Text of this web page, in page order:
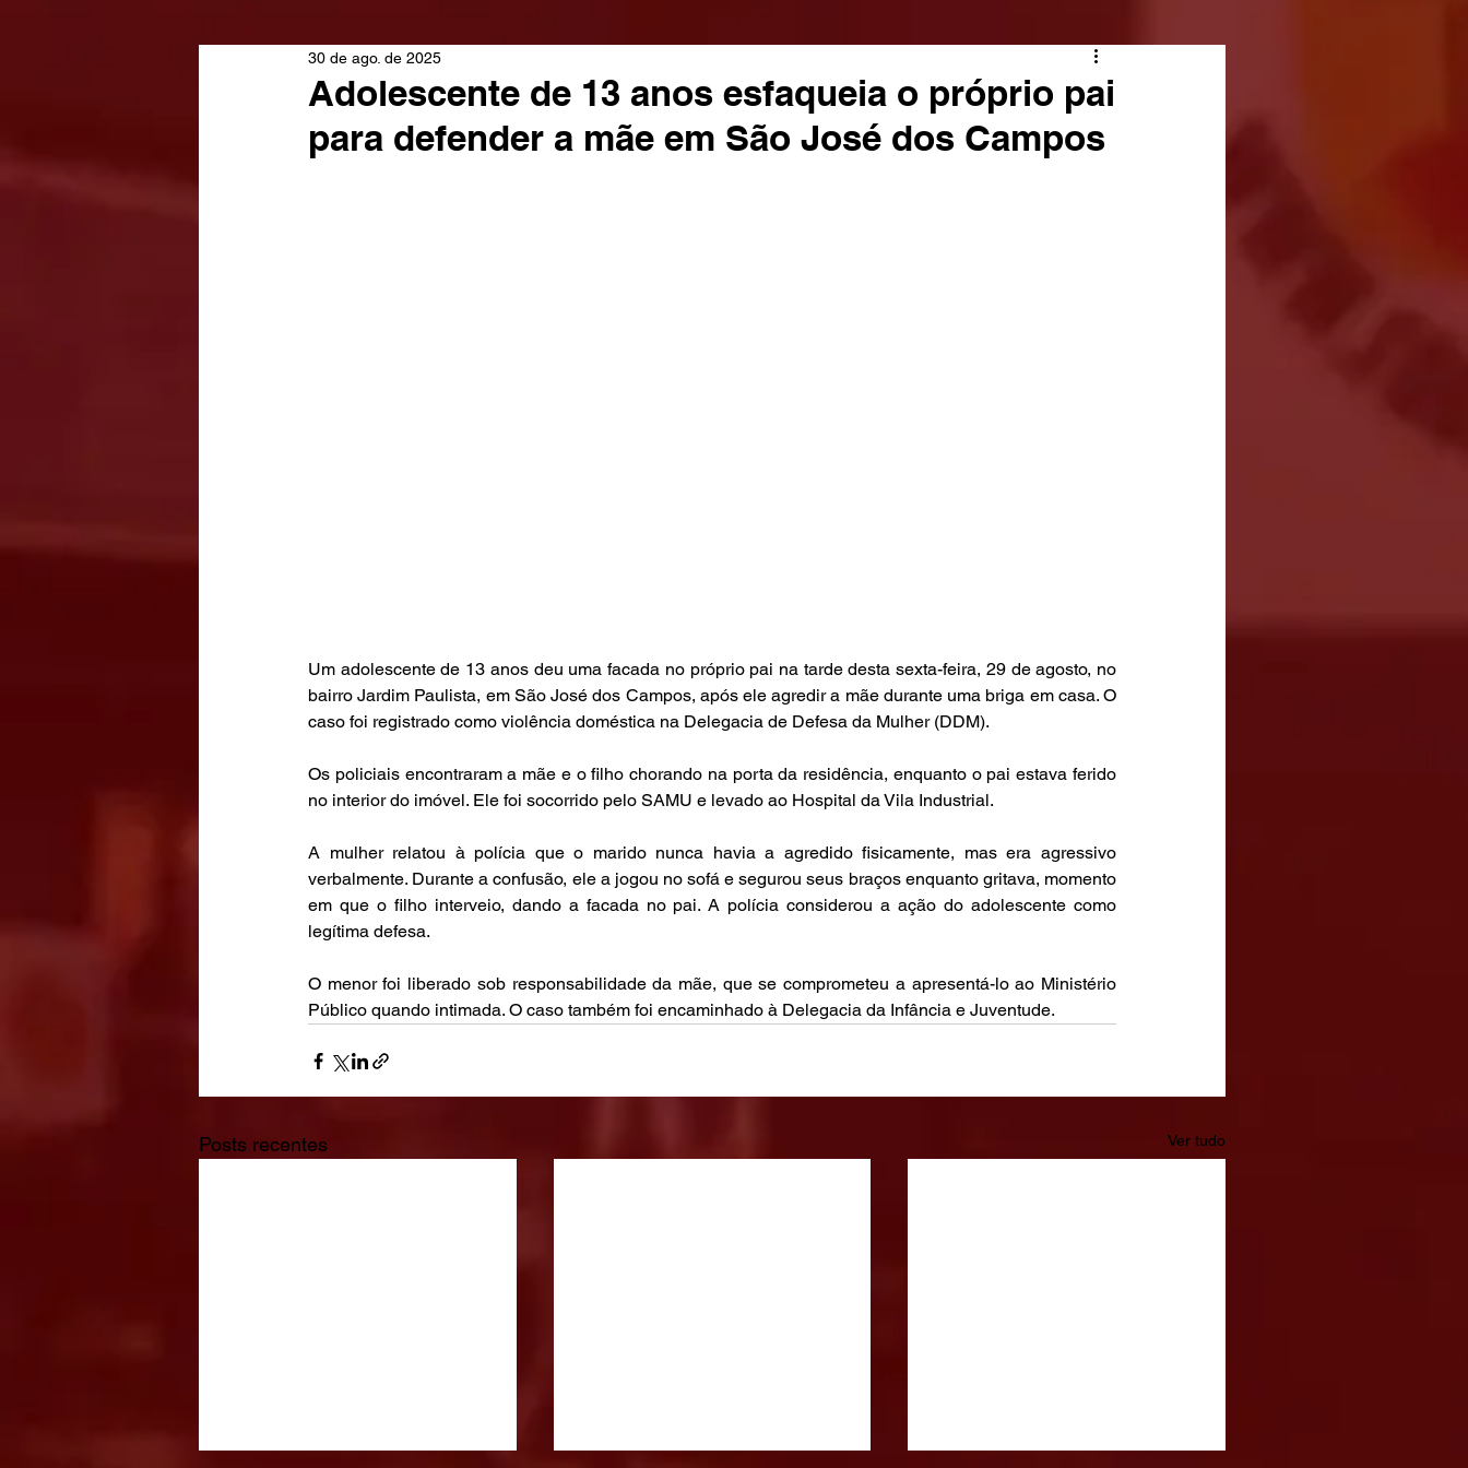
Adolescente de 13 anos esfaqueia o próprio pai
para defender a mãe em São José dos Campos
30 de ago. de 2025
Um adolescente de 13 anos deu uma facada no próprio pai na tarde desta sexta-feira, 29 de agosto, no
bairro Jardim Paulista, em São José dos Campos, após ele agredir a mãe durante uma briga em casa. O
caso foi registrado como violência doméstica na Delegacia de Defesa da Mulher (DDM).
Os policiais encontraram a mãe e o filho chorando na porta da residência, enquanto o pai estava ferido
no interior do imóvel. Ele foi socorrido pelo SAMU e levado ao Hospital da Vila Industrial.
A mulher relatou à polícia que o marido nunca havia a agredido fisicamente, mas era agressivo
verbalmente. Durante a confusão, ele a jogou no sofá e segurou seus braços enquanto gritava, momento
em que o filho interveio, dando a facada no pai. A polícia considerou a ação do adolescente como
legítima defesa.
O menor foi liberado sob responsabilidade da mãe, que se comprometeu a apresentá-lo ao Ministério
Público quando intimada. O caso também foi encaminhado à Delegacia da Infância e Juventude.
Posts recentes Ver tudo